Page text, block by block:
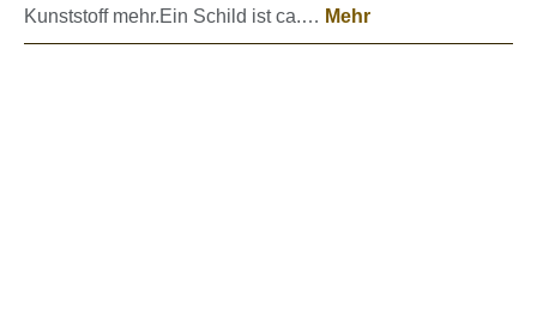
Kunststoff mehr.Ein Schild ist ca.… Mehr